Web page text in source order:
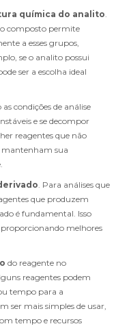
química do analito.
composto permite
a esses grupos,
se o analito possui
ser a escolha ideal
as condições de análise
e se decompor
reagentes que não
mantenham sua
. Para análises que
que produzem
é fundamental. Isso
proporcionando melhores
do reagente no
reagentes podem
tempo para a
ser mais simples de usar,
tempo e recursos